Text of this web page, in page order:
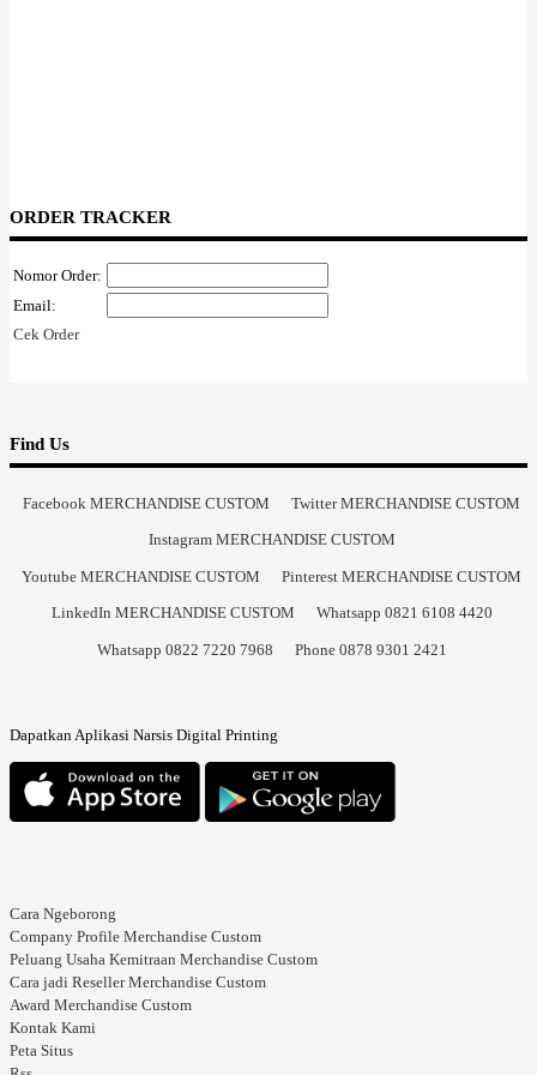
ORDER TRACKER
Nomor Order:
Email:
Cek Order
Find Us
Facebook MERCHANDISE CUSTOM Twitter MERCHANDISE CUSTOM
Instagram MERCHANDISE CUSTOM
Youtube MERCHANDISE CUSTOM Pinterest MERCHANDISE CUSTOM
LinkedIn MERCHANDISE CUSTOM Whatsapp 0821 6108 4420
Whatsapp 0822 7220 7968 Phone 0878 9301 2421
Dapatkan Aplikasi Narsis Digital Printing
Cara Ngeborong
Company Profile Merchandise Custom
Peluang Usaha Kemitraan Merchandise Custom
Cara jadi Reseller Merchandise Custom
Award Merchandise Custom
Kontak Kami
Peta Situs